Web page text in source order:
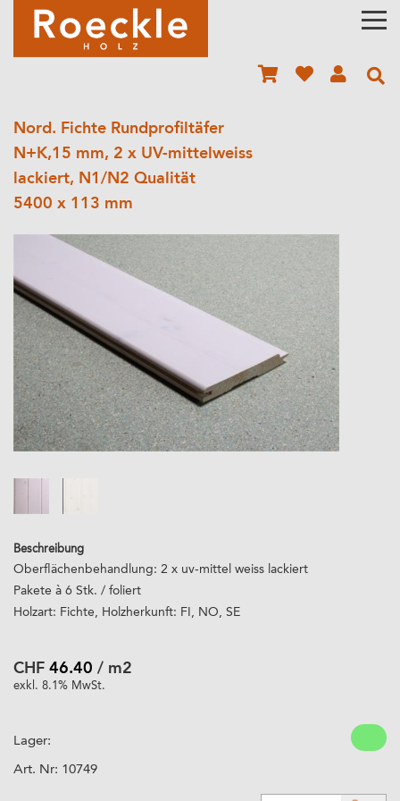
Nord. Fichte Rundprofiltäfer
N+K,15 mm, 2 x UV-mittelweiss
lackiert, N1/N2 Qualität
5400 x 113 mm
Beschreibung
Oberflächenbehandlung: 2 x uv-mittel weiss lackiert
Pakete à 6 Stk. / foliert
Holzart: Fichte, Holzherkunft: FI, NO, SE
CHF 46.40 / m2
exkl. 8.1% MwSt.
Lager:
Art. Nr: 10749